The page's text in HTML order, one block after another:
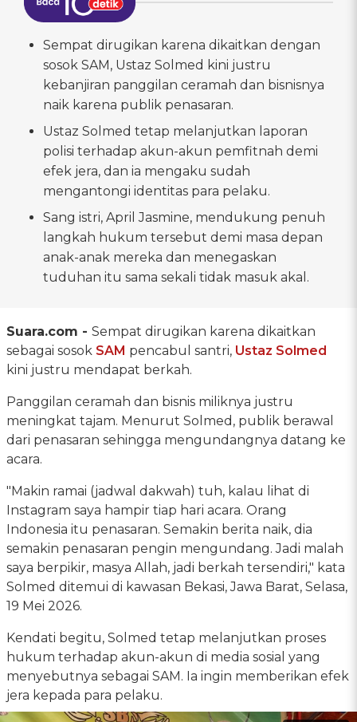
Sempat dirugikan karena dikaitkan dengan
sosok SAM, Ustaz Solmed kini justru
kebanjiran panggilan ceramah dan bisnisnya
naik karena publik penasaran.
Ustaz Solmed tetap melanjutkan laporan
polisi terhadap akun-akun pemfitnah demi
efek jera, dan ia mengaku sudah
mengantongi identitas para pelaku.
Sang istri, April Jasmine, mendukung penuh
langkah hukum tersebut demi masa depan
anak-anak mereka dan menegaskan
tuduhan itu sama sekali tidak masuk akal.
Suara.com - Sempat dirugikan karena dikaitkan
sebagai sosok SAM pencabul santri, Ustaz Solmed
kini justru mendapat berkah.
Panggilan ceramah dan bisnis miliknya justru
meningkat tajam. Menurut Solmed, publik berawal
dari penasaran sehingga mengundangnya datang ke
acara.
"Makin ramai (jadwal dakwah) tuh, kalau lihat di
Instagram saya hampir tiap hari acara. Orang
Indonesia itu penasaran. Semakin berita naik, dia
semakin penasaran pengin mengundang. Jadi malah
saya berpikir, masya Allah, jadi berkah tersendiri," kata
Solmed ditemui di kawasan Bekasi, Jawa Barat, Selasa,
19 Mei 2026.
Kendati begitu, Solmed tetap melanjutkan proses
hukum terhadap akun-akun di media sosial yang
menyebutnya sebagai SAM. Ia ingin memberikan efek
jera kepada para pelaku.